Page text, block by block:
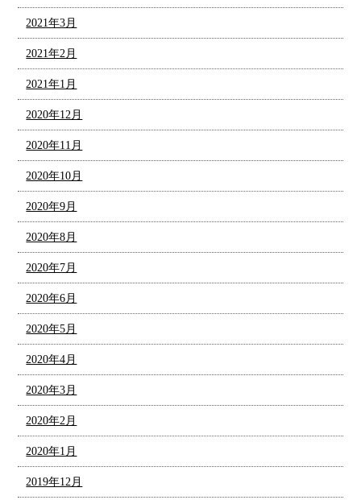
2021年3月
2021年2月
2021年1月
2020年12月
2020年11月
2020年10月
2020年9月
2020年8月
2020年7月
2020年6月
2020年5月
2020年4月
2020年3月
2020年2月
2020年1月
2019年12月